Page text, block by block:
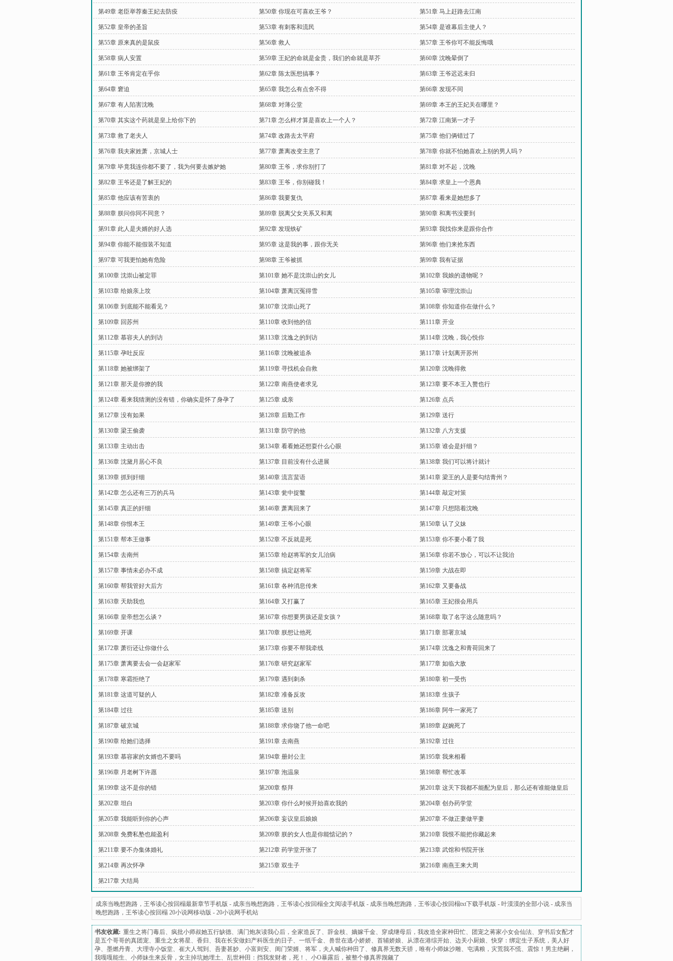
第49章 老臣举荐秦王妃去防疫 第50章 你现在可喜欢王爷？ 第51章 马上赶路去江南
第52章 皇帝的圣旨 第53章 有刺客和流民 第54章 是谁幕后主使人？
第55章 原来真的是鼠疫 第56章 救人 第57章 王爷你可不能反悔哦
第58章 病人安置 第59章 王妃的命就是金贵，我们的命就是草芥 第60章 沈晚晕倒了
第61章 王爷肯定在乎你 第62章 陈太医想搞事？ 第63章 王爷迟迟未归
第64章 窘迫 第65章 我怎么有点舍不得 第66章 发现不同
第67章 有人陷害沈晚 第68章 对薄公堂 第69章 本王的王妃关在哪里？
第70章 其实这个药就是皇上给你下的 第71章 怎么样才算是喜欢上一个人？ 第72章 江南第一才子
第73章 救了老夫人 第74章 改路去太平府 第75章 他们俩错过了
第76章 我夫家姓萧，京城人士 第77章 萧离改变主意了 第78章 你就不怕她喜欢上别的男人吗？
第79章 毕竟我连你都不要了，我为何要去嫉妒她 第80章 王爷，求你别打了 第81章 对不起，沈晚
第82章 王爷还是了解王妃的 第83章 王爷，你别碰我！ 第84章 求皇上一个恩典
第85章 他应该有苦衷的 第86章 我要复仇 第87章 看来是她想多了
第88章 朕问你同不同意？ 第89章 脱离父女关系又和离 第90章 和离书没要到
第91章 此人是夫婿的好人选 第92章 发现铁矿 第93章 我找你来是跟你合作
第94章 你能不能假装不知道 第95章 这是我的事，跟你无关 第96章 他们来抢东西
第97章 可我更怕她有危险 第98章 王爷被抓 第99章 我有证据
第100章 沈崇山被定罪 第101章 她不是沈崇山的女儿 第102章 我娘的遗物呢？
第103章 给娘亲上坟 第104章 萧离沉冤得雪 第105章 审理沈崇山
第106章 到底能不能看见？ 第107章 沈崇山死了 第108章 你知道你在做什么？
第109章 回苏州 第110章 收到他的信 第111章 开业
第112章 慕容夫人的到访 第113章 沈逸之的到访 第114章 沈晚，我心悦你
第115章 孕吐反应 第116章 沈晚被追杀 第117章 计划离开苏州
第118章 她被绑架了 第119章 寻找机会自救 第120章 沈晚得救
第121章 那天是你撩的我 第122章 南燕使者求见 第123章 要不本王入赘也行
第124章 看来我猜测的没有错，你确实是怀了身孕了 第125章 成亲 第126章 点兵
第127章 没有如果 第128章 后勤工作 第129章 送行
第130章 梁王偷袭 第131章 防守的他 第132章 八方支援
第133章 主动出击 第134章 看看她还想耍什么心眼 第135章 谁会是奸细？
第136章 沈黛月居心不良 第137章 目前没有什么进展 第138章 我们可以将计就计
第139章 抓到奸细 第140章 流言蜚语 第141章 梁王的人是要勾结青州？
第142章 怎么还有三万的兵马 第143章 瓮中捉鳖 第144章 敲定对策
第145章 真正的奸细 第146章 萧离回来了 第147章 只想陪着沈晚
第148章 你恨本王 第149章 王爷小心眼 第150章 认了义妹
第151章 帮本王做事 第152章 不反就是死 第153章 你不要小看了我
第154章 去南州 第155章 给赵将军的女儿治病 第156章 你若不放心，可以不让我治
第157章 事情未必办不成 第158章 搞定赵将军 第159章 大战在即
第160章 帮我管好大后方 第161章 各种消息传来 第162章 又要备战
第163章 天助我也 第164章 又打赢了 第165章 王妃很会用兵
第166章 皇帝想怎么谈？ 第167章 你想要男孩还是女孩？ 第168章 取了名字这么随意吗？
第169章 开课 第170章 朕想让他死 第171章 部署京城
第172章 萧衍还让你做什么 第173章 你要不帮我牵线 第174章 沈逸之和青荷回来了
第175章 萧离要去会一会赵家军 第176章 研究赵家军 第177章 如临大敌
第178章 寒霜拒绝了 第179章 遇到刺杀 第180章 初一受伤
第181章 这道可疑的人 第182章 准备反攻 第183章 生孩子
第184章 过往 第185章 送别 第186章 阿牛一家死了
第187章 破京城 第188章 求你饶了他一命吧 第189章 赵婉死了
第190章 给她们选择 第191章 去南燕 第192章 过往
第193章 慕容家的女婿也不要吗 第194章 册封公主 第195章 我来相看
第196章 月老树下许愿 第197章 泡温泉 第198章 帮忙改革
第199章 这不是你的错 第200章 祭拜 第201章 这天下我都不能配为皇后，那么还有谁能做皇后
第202章 坦白 第203章 你什么时候开始喜欢我的 第204章 创办药学堂
第205章 我能听到你的心声 第206章 妄议皇后娘娘 第207章 不做正妻做平妻
第208章 免费私塾也能盈利 第209章 朕的女人也是你能惦记的？ 第210章 我恨不能把你藏起来
第211章 要不办集体婚礼 第212章 药学堂开张了 第213章 武馆和书院开张
第214章 再次怀孕 第215章 双生子 第216章 南燕王来大周
第217章 大结局
成亲当晚想跑路，王爷读心按回榻最新章节手机版 - 成亲当晚想跑路，王爷读心按回榻全文阅读手机版 - 成亲当晚想跑路，王爷读心按回榻txt下载手机版 - 叶漠漠的全部小说 - 成亲当
晚想跑路，王爷读心按回榻 20小说网移动版 - 20小说网手机站
书友收藏: 重生之将门毒后、 疯批小师叔她五行缺德、 满门炮灰读我心后，全家造反了 、 辞金枝、 嫡嫁千金、 穿成继母后，我改造全家种田忙、 团宠之蒋家小女会仙法、 穿书后女配才
是五个哥哥的真团宠、 重生之女将星、 香归、 我在长安做妇产科医生的日子、 一纸千金、 兽世在逃小娇娇、 首辅娇娘、 从漂在港综开始、 边关小厨娘、快穿：绑定生子系统，美人好
孕、 墨燃丹青、 大理寺小饭堂、 崔大人驾到 、 吾妻甚妙、 小富则安、 闺门荣婿、 将军，夫人喊你种田了 、 修真界无数天骄，唯有小师妹沙雕、 屯满粮，灾荒我不慌、 震惊！男主绝嗣，
我嘎嘎能生、 小师妹生来反骨，女主掉坑她埋土、 乱世种田：挡我发财者，死！ 、 小O暴露后，被整个修真界觊觎了